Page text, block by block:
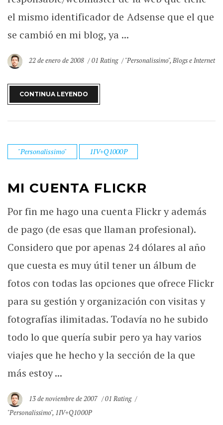
el mismo identificador de Adsense que el que
se cambió en mi blog, ya ...
22 de enero de 2008 01 Rating "Personalissimo",Blogs e Internet
CONTINUA LEYENDO
"Personalissimo" 1IV+Q1000P
MI CUENTA FLICKR
Por fin me hago una cuenta Flickr y además
de pago (de esas que llaman profesional).
Considero que por apenas 24 dólares al año
que cuesta es muy útil tener un álbum de
fotos con todas las opciones que ofrece Flickr
para su gestión y organización con visitas y
fotografías ilimitadas. Todavía no he subido
todo lo que quería subir pero ya hay varios
viajes que he hecho y la sección de la que
más estoy ...
13 de noviembre de 2007
01 Rating
"Personalissimo", 1IV+Q1000P